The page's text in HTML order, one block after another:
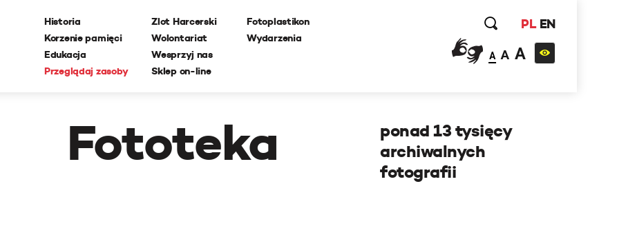
Historia
Korzenie pamięci
Edukacja
Przeglądaj zasoby
Zlot Harcerski
Wolontariat
Wesprzyj nas
Sklep on-line
Fotoplastikon
Wydarzenia
PL EN
A A A
Fototeka
ponad 13 tysięcy
archiwalnych
fotografii